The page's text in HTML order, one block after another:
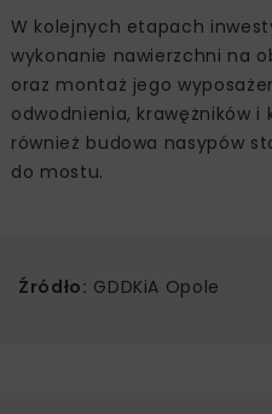
W kolejnych etapach
wykonanie nawierzchni na
oraz montaż jego
odwodnienia, krawężników i
również budowa nasypów
do mostu.
Źródło: GDDKiA Opole